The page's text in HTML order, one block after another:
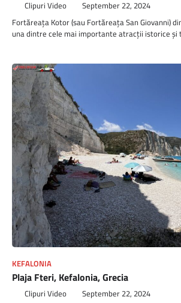
Clipuri Video September 22, 2024
Fortăreața Kotor (sau Fortăreața San Giovanni)
una dintre cele mai importante atracții istorice
KEFALONIA
Plaja Fteri, Kefalonia, Grecia
Clipuri Video September 22, 2024